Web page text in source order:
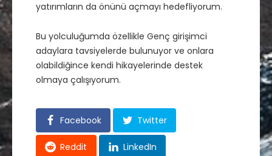
yatırımların da önünü açmayı hedefliyorum.
Bu yolculuğumda özellikle Genç girişimci
adaylara tavsiyelerde bulunuyor ve onlara
olabildiğince kendi hikayelerinde destek
olmaya çalışıyorum.
Facebook Twitter
Reddit LinkedIn